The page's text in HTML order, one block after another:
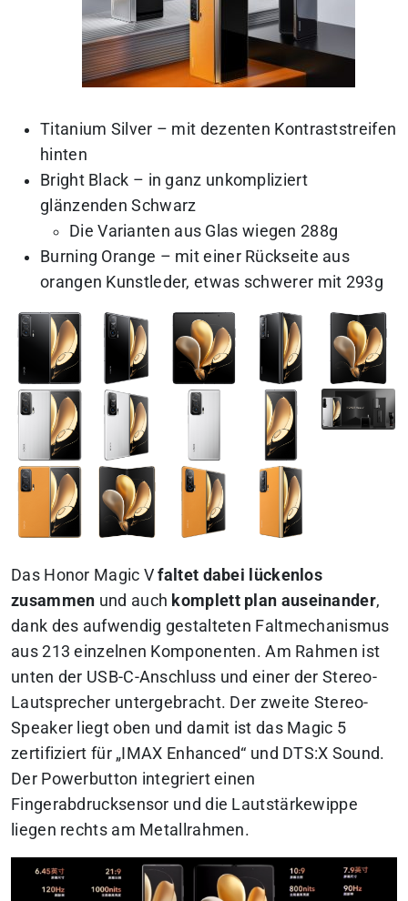
Titanium Silver – mit dezenten Kontraststreifen
hinten
Bright Black – in ganz unkompliziert
glänzenden Schwarz
Die Varianten aus Glas wiegen 288g
Burning Orange – mit einer Rückseite aus
orangen Kunstleder, etwas schwerer mit 293g
Das Honor Magic Vfaltet dabei lückenlos
zusammen und auch komplett plan auseinander,
dank des aufwendig gestalteten Faltmechanismus
aus 213 einzelnen Komponenten. Am Rahmen ist
unten der USB-C-Anschluss und einer der Stereo-
Lautsprecher untergebracht. Der zweite Stereo-
Speaker liegt oben und damit ist das Magic 5
zertifiziert für „IMAX Enhanced“ und DTS:X Sound.
Der Powerbutton integriert einen
Fingerabdrucksensor und die Lautstärkewippe
liegen rechts am Metallrahmen.